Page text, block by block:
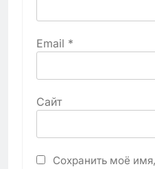
Email *
Сайт
Сохранить моё